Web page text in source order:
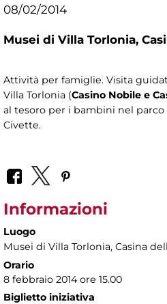
08/02/2014
Musei di Villa Torlonia,
Attività per famiglie. Visita
Villa Torlonia (Casino Nobile e
al tesoro per i bambini nel parco
Civette.
Informazioni
Luogo
Musei di Villa Torlonia, Casina
Orario
8 febbraio 2014 ore 15.00
Biglietto iniziativa